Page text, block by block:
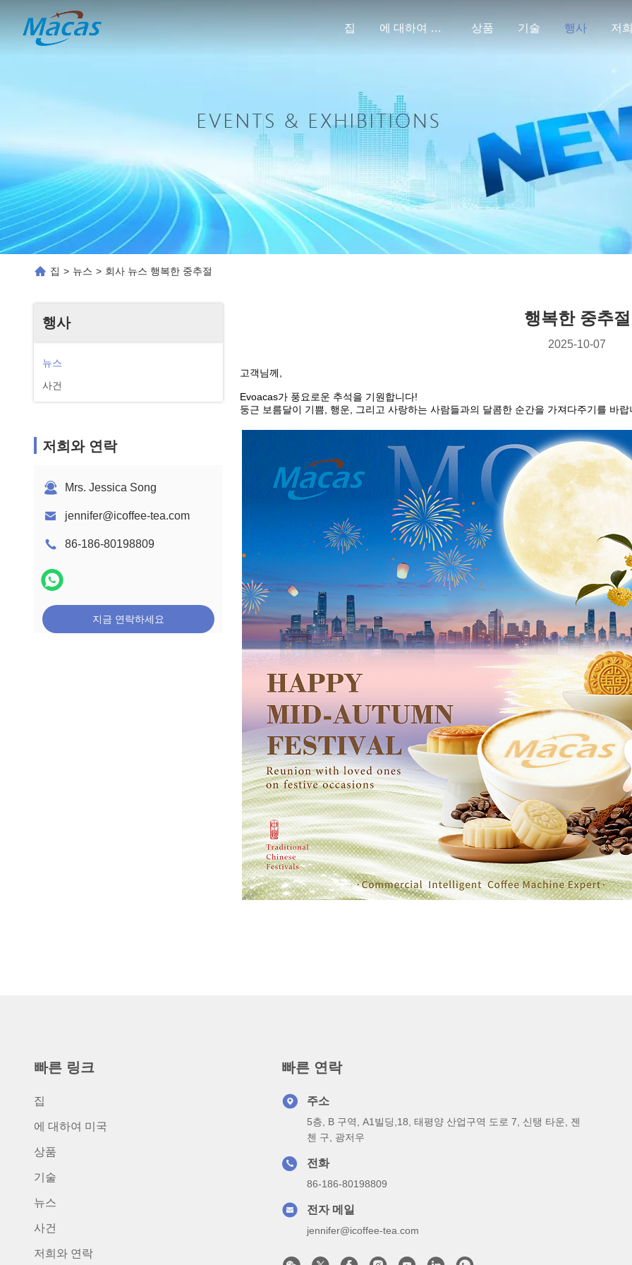
집 에 대하여 미국 상품 기술 행사 저
집 > 뉴스 > 회사 뉴스 행복한 중추절
행사
뉴스
사건
저희와 연락
Mrs. Jessica Song
jennifer@icoffee-tea.com
86-186-80198809
지금 연락하세요
행복한 중추절
2025-10-07
고객님께,
Evoacas가 풍요로운 추석을 기원합니다!
둥근 보름달이 기쁨, 행운, 그리고 사랑하는 사람들과의 달콤한 순간을 가져다주기를 바랍
빠른 링크
집
에 대하여 미국
상품
기술
뉴스
사건
저희와 연락
빠른 연락
주소
5층, B 구역, A1빌딩,18, 태평양 산업구역 도로 7, 신탱 타운, 젠
첸 구, 광저우
전화
86-186-80198809
전자 메일
jennifer@icoffee-tea.com